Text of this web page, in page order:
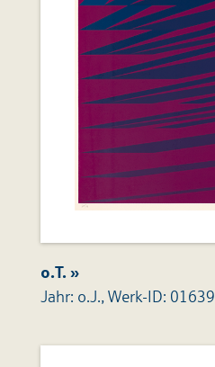
o.T. »
Jahr: o.J., Werk-ID: 01639